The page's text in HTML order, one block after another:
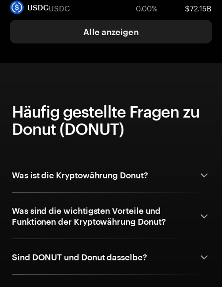
USDCUSDC 0.00% $72.15B
Alle anzeigen
Häufig gestellte Fragen zu
Donut (DONUT)
Was ist die Kryptowährung Donut?
Was sind die wichtigsten Vorteile und
Funktionen der Kryptowährung Donut?
Sind DONUT und Donut dasselbe?